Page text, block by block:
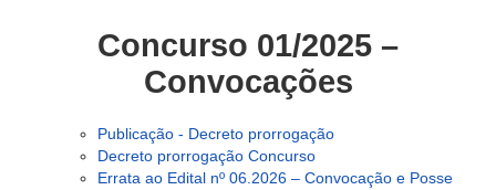
Concurso 01/2025 –
Convocações
Publicação - Decreto prorrogação
Decreto prorrogação Concurso
Errata ao Edital nº 06.2026 – Convocação e Posse